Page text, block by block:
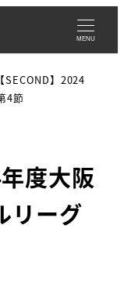
MENU
【SECOND】2024
4節
度大阪
リーグ